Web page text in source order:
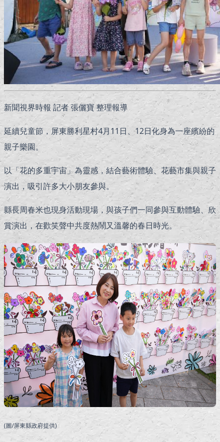
新聞視界時報 記者 張儷寶 整理報導
延續兒童節，屏東勝利星村4月11日、12日化身為一座繽紛的
親子樂園。
以「花的多重宇宙」為靈感，結合藝術體驗、花藝市集與親子
演出，吸引許多大小朋友參與。
縣長周春米也現身活動現場，與孩子們一同參與互動體驗、欣
賞演出，在歡笑聲中共度熱鬧又溫馨的春日時光。
(圖/屏東縣政府提供)